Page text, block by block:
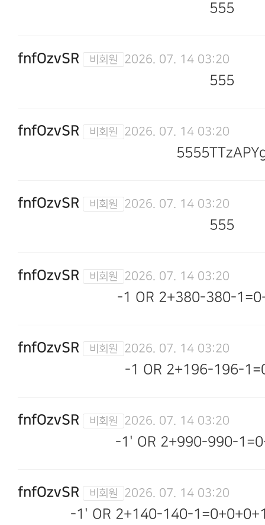
555
fnfOzvSR 2026. 07. 14 03:20
555
fnfOzvSR 2026. 07. 14 03:20
fnfOzvSR 2026. 07. 14 03:20
555
fnfOzvSR 2026. 07. 14 03:20
-1 OR 2+380-380-
fnfOzvSR 2026. 07. 14 03:20
-1 OR 2+196-196-
fnfOzvSR 2026. 07. 14 03:20
-1' OR 2+990-990-
fnfOzvSR 2026. 07. 14 03:20
-1' OR 2+140-140-